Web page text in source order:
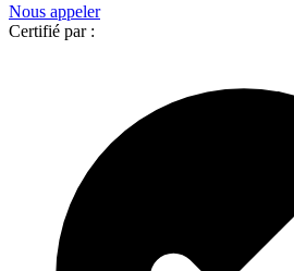
Nous appeler
Certifié par :